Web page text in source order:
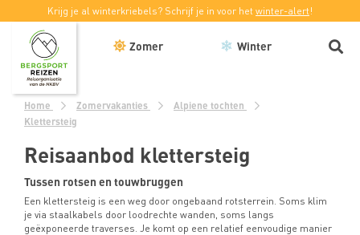
Krijg je al winterkriebels? Schrijf je in voor het winter-alert!
Zomer Winter
Home Zomervakanties
Alpiene tochten
Klettersteig
Reisaanbod klettersteig
Tussen rotsen en touwbruggen
Een klettersteig is een weg door ongebaand rotsterrein. Soms klim
je via staalkabels door loodrechte wanden, soms langs
geëxponeerde traverses. Je komt op een relatief eenvoudige manier